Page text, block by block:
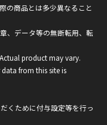
の商品とは多少異なること
、データ等の無断転用、転
product may vary.
from this site is
くために付与設定等を行っ